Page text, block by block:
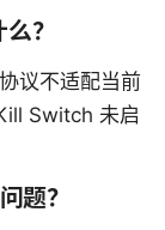
？
议不适配当前
Switch 未启
题？